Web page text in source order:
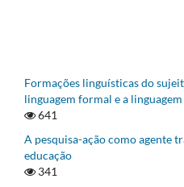
Formações linguísticas do
linguagem formal e a
641
A pesquisa-ação como agente
educação
341